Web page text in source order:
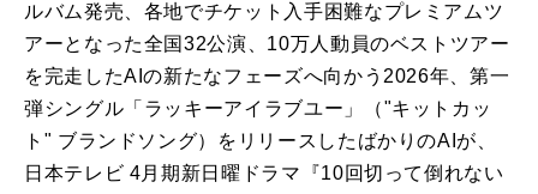
ルバム発売、各地でチケット入手困難なプレミアムツ
アーとなった全国32公演、10万人動員のベストツアー
を完走したAIの新たなフェーズへ向かう2026年、第一
弾シングル「ラッキーアイラブユー」（"キットカッ
ト" ブランドソング）をリリースしたばかりのAIが、
日本テレビ 4月期新日曜ドラマ『10回切って倒れない